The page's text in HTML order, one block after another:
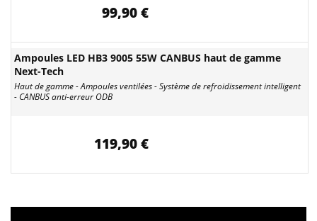
99,90 €
Ampoules LED HB3 9005 55W CANBUS haut de gamme
Next-Tech
Haut de gamme - Ampoules ventilées - Système de refroidissement intelligent
- CANBUS anti-erreur ODB
119,90 €